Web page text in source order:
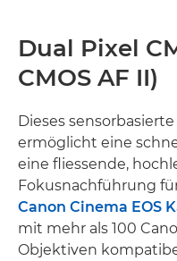
Dual Pixel
CMOS AF II)
Dieses sensorbasierte
ermöglicht eine
eine fliessende,
Fokusnachführung
Canon Cinema EOS
mit mehr als 100
Objektiven